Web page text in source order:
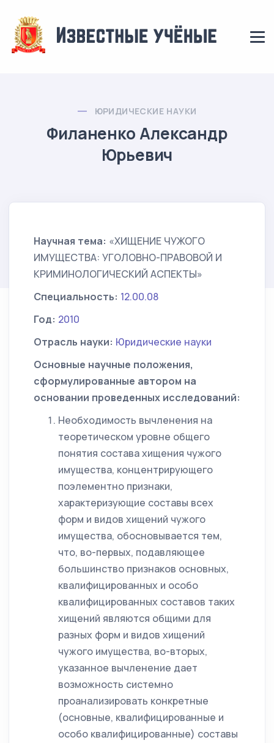
ЮРИДИЧЕСКИЕ НАУКИ
Филаненко Александр
Юрьевич
Научная тема: «ХИЩЕНИЕ ЧУЖОГО
ИМУЩЕСТВА: УГОЛОВНО-ПРАВОВОЙ И
КРИМИНОЛОГИЧЕСКИЙ АСПЕКТЫ»
Специальность: 12.00.08
Год: 2010
Отрасль науки: Юридические науки
Основные научные положения,
сформулированные автором на
основании проведенных исследований:
Необходимость вычленения на
теоретическом уровне общего
понятия состава хищения чужого
имущества, концентрирующего
поэлементно признаки,
характеризующие составы всех
форм и видов хищений чужого
имущества, обосновывается тем,
что, во-первых, подавляющее
большинство признаков основных,
квалифицированных и особо
квалифицированных составов таких
хищений являются общими для
разных форм и видов хищений
чужого имущества, во-вторых,
указанное вычленение дает
возможность системно
проанализировать конкретные
(основные, квалифицированные и
особо квалифицированные) составы